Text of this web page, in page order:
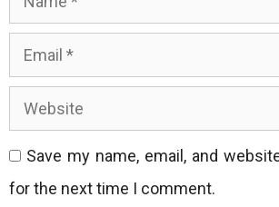
Save my name, email, and
for the next time I comment.